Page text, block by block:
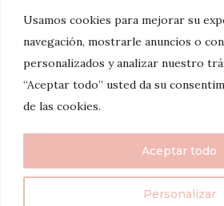
Usamos cookies para mejorar su
navegación, mostrarle anuncios o
personalizados y analizar nuestro
“Aceptar todo” usted da su
de las cookies.
Personalizar
Aceptar todo